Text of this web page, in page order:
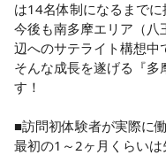
は14名体制になるまでに
今後も南多摩エリア（八
辺へのサテライト構想中
そんな成長を遂げる『多
す！
■訪問初体験者が実際に
最初の1～2ヶ月くらい